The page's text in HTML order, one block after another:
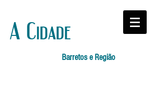
A Cidade
Barretos e Região